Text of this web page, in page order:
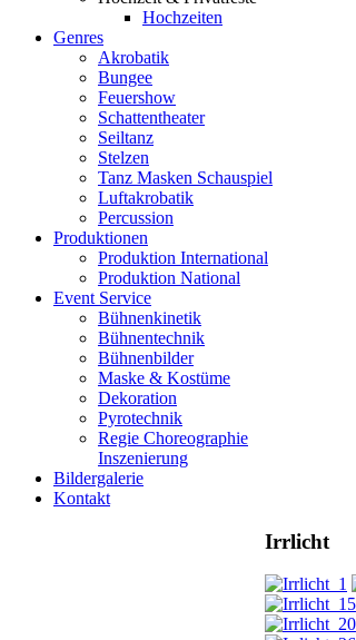
Hochzeiten
Genres
Akrobatik
Bungee
Feuershow
Schattentheater
Seiltanz
Stelzen
Tanz Masken Schauspiel
Luftakrobatik
Percussion
Produktionen
Produktion International
Produktion National
Event Service
Bühnenkinetik
Bühnentechnik
Bühnenbilder
Maske & Kostüme
Dekoration
Pyrotechnik
Regie Choreographie
Inszenierung
Bildergalerie
Kontakt
Irrlicht